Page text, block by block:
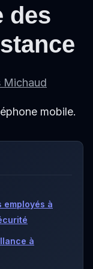
des
Michaud
employés à
à